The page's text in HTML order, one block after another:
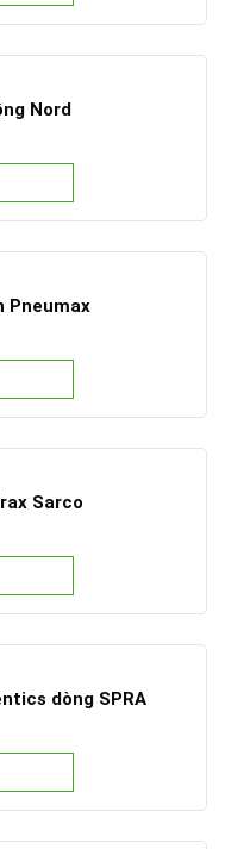
Nord
Pneumax
Sarco
dòng SPRA